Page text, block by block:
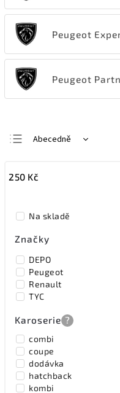
Peugeot
Peugeot
Abecedně
Nejdražší
250 Kč
Na skladě
Značky
DEPO
Peugeot
Renault
TYC
Karoserie ?
combi
coupe
dodávka
hatchback
kombi